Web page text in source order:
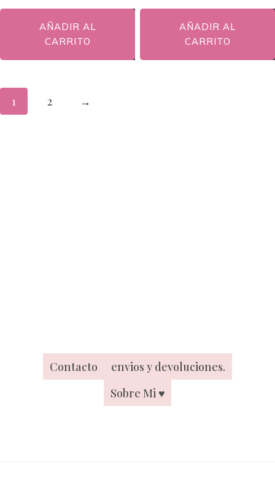
AÑADIR AL
CARRITO
era:
es:
AÑADIR AL
CARRITO
1 2 →
Contacto
envios y devoluciones.
Sobre Mi ♥